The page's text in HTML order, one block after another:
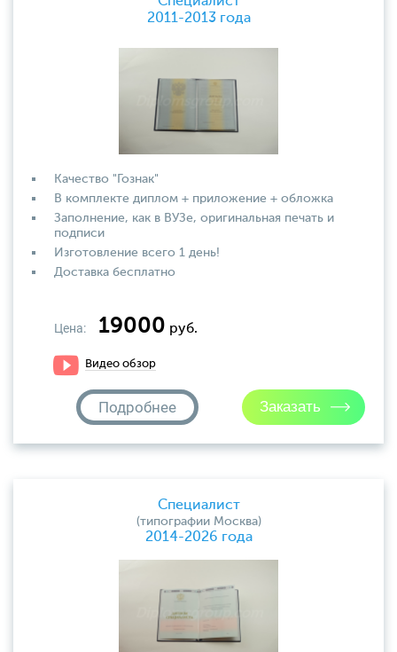
2011-2013 года
Качество "Гознак"
В комплекте диплом + приложение + обложка
Заполнение, как в ВУЗе, оригинальная печать и
подписи
Изготовление всего 1 день!
Доставка бесплатно
Цена: 19000 руб.
Видео обзор
Подробнее
Специалист
(типографии Москва)
2014-2026 года